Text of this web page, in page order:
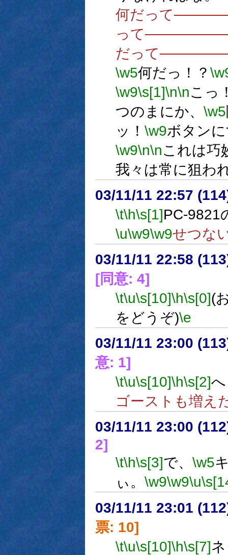
何だって
って
だって
\w5何だっ！？
\w9\s[1]\n\nこっ
つのまにか、 \w5
ッ！ \w9ボタン
\w9\n\nこれは巧
我々は常に狙わ
03/11/11 22:57
\t\h\s[1]PC-9821
\u\w9\w9せつな
03/11/11 22:58
[同意: 4]
\t\u\s[10]\h\s[0](
をどうぞ)\e
03/11/11 23:00
意: 1]
\t\u\s[10]\h\s[2]
ゴーストも増え
03/11/11 23:00
2]
\t\h\s[3]で、 \w5
ぃ。 \w9\w9\u
03/11/11 23:01
票: 10]
\t\u\s[10]\h\s[7]